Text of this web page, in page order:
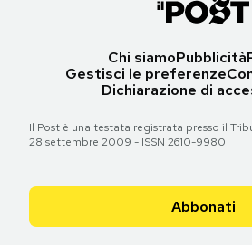
Chi siamoPubblicità
Gestisci le preferenze
Dichiarazione di
Il Post è una testata registrata presso il
28 settembre 2009 - ISSN 2610-9980
Abbonati